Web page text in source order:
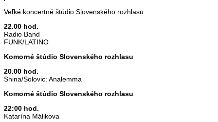
Veľké koncertné štúdio Slovenského rozhlasu
22.00 hod.
Radio Band
FUNK/LATINO
Komorné štúdio Slovenského rozhlasu
20.00 hod.
Shina/Solovic: Analemma
Komorné štúdio Slovenského rozhlasu
22:00 hod.
Katarína Málikova